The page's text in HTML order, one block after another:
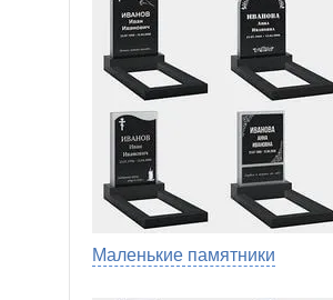
Маленькие памятники